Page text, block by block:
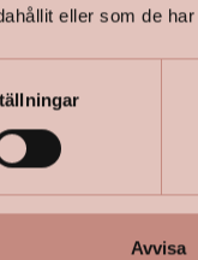
eller som de
Avvisa